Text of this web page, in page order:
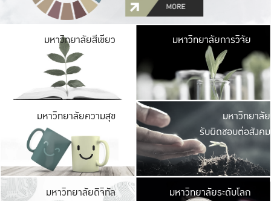
มหาวิทยาลัยสีเขียว มหาวิ
มีพื้นที่เขียวสดใส
เป็นป่าในเมือง เกษต
มหาวิทยาลัยการวิจัย
มหาวิทยาลัยความสุข มหาวิ
ค
เปิดประ
และพบเรื่องราวใ
มหาวิทยาลัย
รับผิดชอบต่อสังคม
มหาวิทยาลัยดิจิทัล มหาวิ
มหาวิทยาลัยระดับโลก